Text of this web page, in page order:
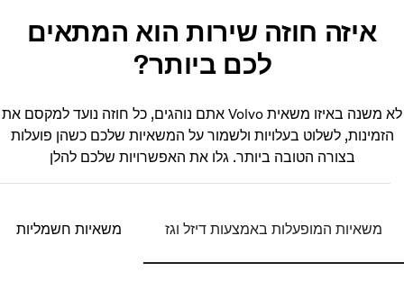
איזה חוזה שירות הוא המתאים
לכם ביותר?
לא משנה באיזו משאית Volvo אתם נוהגים, כל חוזה נועד למקסם את
לשלוט בעלויות ולשמור על המשאיות שלכם כשהן פועלות
בצורה הטובה ביותר. גלו את האפשרויות שלכם להלן
משאיות המופעלות באמצעות דיזל וגז משאיות חשמליות